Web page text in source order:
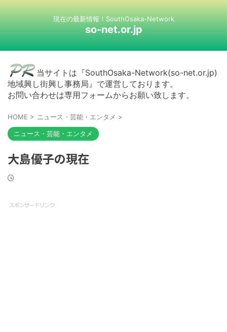
現在の最新情報！SouthOsaka-Network
so-net.or.jp
当サイトは『SouthOsaka-Network(so-net.or.jp)
地域興し街興し事務局』で運営しております。
お問い合わせは専用フォームからお願い致します。
HOME > ニュース・芸能・エンタメ >
ニュース・芸能・エンタメ
大島優子の現在